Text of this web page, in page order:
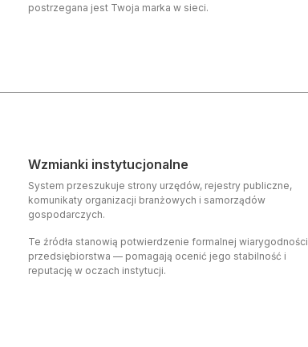
postrzegana jest Twoja marka w sieci.
Wzmianki instytucjonalne
System przeszukuje strony urzędów, rejestry publiczne,
komunikaty organizacji branżowych i samorządów
gospodarczych.
Te źródła stanowią potwierdzenie formalnej wiarygodności
przedsiębiorstwa — pomagają ocenić jego stabilność i
reputację w oczach instytucji.